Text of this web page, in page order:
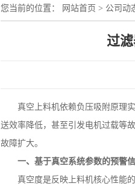
您当前的位置： 网站首页 > 公司动
过
真空上料机依赖负压吸附原理
送效率降低，甚至引发电机过载等
故障扩大。
一、基于真空系统参数的预警
真空度是反映上料机核心性能